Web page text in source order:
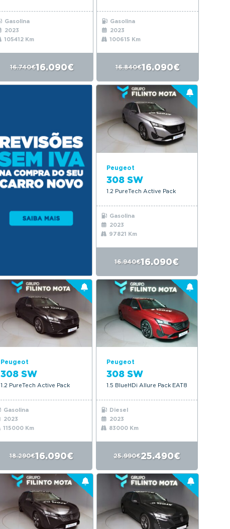
Gasolina
2023
105412 Km
16.740€16.090€
Gasolina
2023
100615 Km
16.840€16.090€
Peugeot
308 SW
1.2 PureTech Active Pack
Gasolina
2023
97821 Km
16.940€16.090€
Peugeot
308 SW
1.2 PureTech Active Pack
Gasolina
2023
115000 Km
18.290€16.090€
Peugeot
308 SW
1.5 BlueHDi Allure Pack EAT8
Diesel
2023
83000 Km
25.990€25.490€